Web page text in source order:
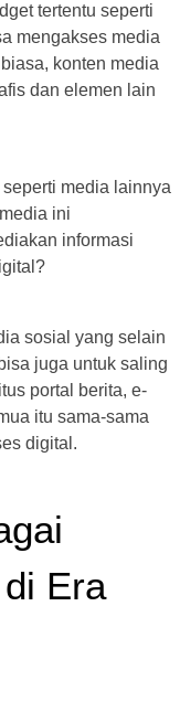
tertentu seperti
mengakses media
konten media
dan elemen lain
media lainnya
ini
informasi
sosial yang selain
juga untuk saling
portal berita, e-
itu sama-sama
digital.
Era